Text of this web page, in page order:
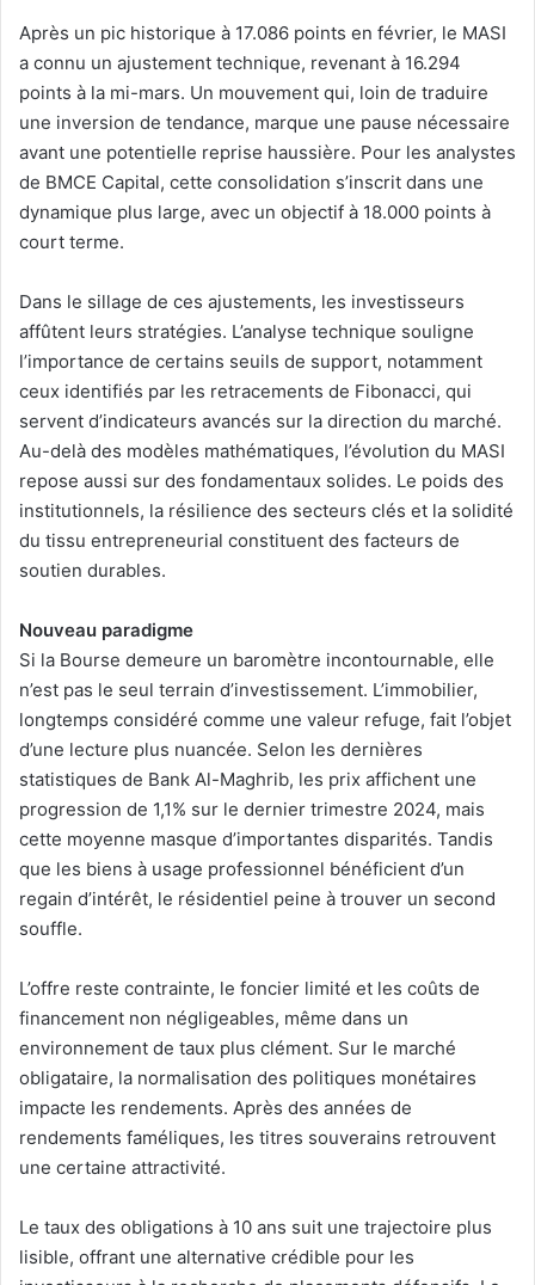
Après un pic historique à 17.086 points en février, le MASI
a connu un ajustement technique, revenant à 16.294
points à la mi-mars. Un mouvement qui, loin de traduire
une inversion de tendance, marque une pause nécessaire
avant une potentielle reprise haussière. Pour les analystes
de BMCE Capital, cette consolidation s’inscrit dans une
dynamique plus large, avec un objectif à 18.000 points à
court terme.
Dans le sillage de ces ajustements, les investisseurs
affûtent leurs stratégies. L’analyse technique souligne
l’importance de certains seuils de support, notamment
ceux identifiés par les retracements de Fibonacci, qui
servent d’indicateurs avancés sur la direction du marché.
Au-delà des modèles mathématiques, l’évolution du MASI
repose aussi sur des fondamentaux solides. Le poids des
institutionnels, la résilience des secteurs clés et la solidité
du tissu entrepreneurial constituent des facteurs de
soutien durables.
Nouveau paradigme
Si la Bourse demeure un baromètre incontournable, elle
n’est pas le seul terrain d’investissement. L’immobilier,
longtemps considéré comme une valeur refuge, fait l’objet
d’une lecture plus nuancée. Selon les dernières
statistiques de Bank Al-Maghrib, les prix affichent une
progression de 1,1% sur le dernier trimestre 2024, mais
cette moyenne masque d’importantes disparités. Tandis
que les biens à usage professionnel bénéficient d’un
regain d’intérêt, le résidentiel peine à trouver un second
souffle.
L’offre reste contrainte, le foncier limité et les coûts de
financement non négligeables, même dans un
environnement de taux plus clément. Sur le marché
obligataire, la normalisation des politiques monétaires
impacte les rendements. Après des années de
rendements faméliques, les titres souverains retrouvent
une certaine attractivité.
Le taux des obligations à 10 ans suit une trajectoire plus
lisible, offrant une alternative crédible pour les